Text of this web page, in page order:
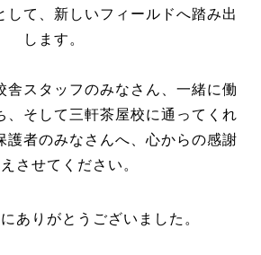
して、新しいフィールドへ踏み出
します。
舎スタッフのみなさん、一緒に働
、そして三軒茶屋校に通ってくれ
護者のみなさんへ、心からの感謝
させてください。
ありがとうございました。